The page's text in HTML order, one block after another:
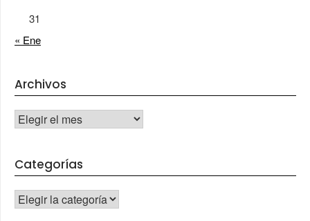
31
« Ene
Archivos
Archivos
Categorías
CATEGORÍAS